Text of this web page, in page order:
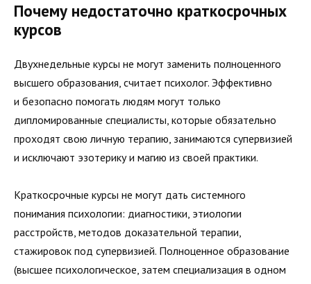
Почему недостаточно краткосрочных
курсов
Двухнедельные курсы не могут заменить полноценного
высшего образования, считает психолог. Эффективно
и безопасно помогать людям могут только
дипломированные специалисты, которые обязательно
проходят свою личную терапию, занимаются супервизией
и исключают эзотерику и магию из своей практики.
Краткосрочные курсы не могут дать системного
понимания психологии: диагностики, этиологии
расстройств, методов доказательной терапии,
стажировок под супервизией. Полноценное образование
(высшее психологическое, затем специализация в одном